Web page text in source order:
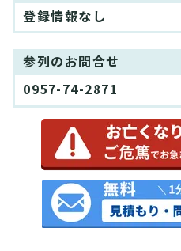
登録情報なし
参列のお問合せ
0957-74-2871